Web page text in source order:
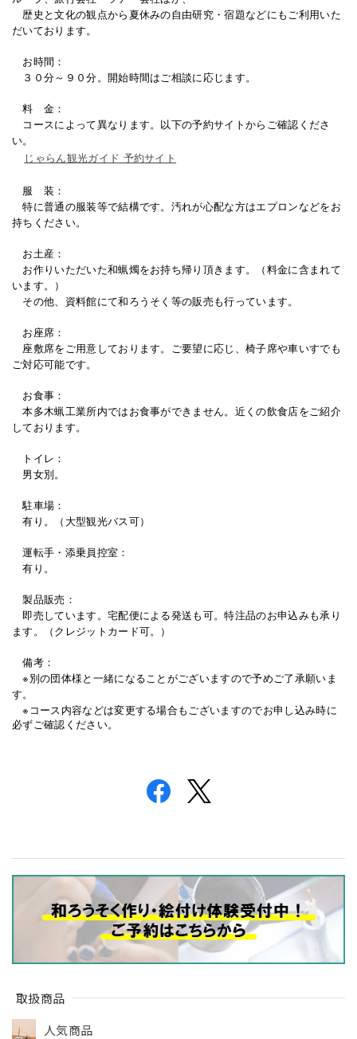
取扱商品
人気商品
歴史と文化の観点から夏休みの自由研究・宿題などにもご利用いた
だいております。
お時間：
３０分～９０分。開始時間はご相談に応じます。
料 金：
コースによって異なります。以下の予約サイトからご確認くださ
い。
じゃらん観光ガイド 予約サイト
服 装：
特に普通の服装等で結構です。汚れが心配な方はエプロンなどをお
持ちください。
お土産：
お作りいただいた和蝋燭をお持ち帰り頂きます。（料金に含まれて
います。）
その他、資料館にて和ろうそく等の販売も行っています。
お座席：
座敷席をご用意しております。ご要望に応じ、椅子席や車いすでも
ご対応可能です。
お食事：
本多木蝋工業所内ではお食事ができません。近くの飲食店をご紹介
しております。
トイレ：
男女別。
駐車場：
有り。（大型観光バス可）
運転手・添乗員控室：
有り。
製品販売：
即売しています。宅配便による発送も可。特注品のお申込みも承り
ます。（クレジットカード可。）
備考：
※別の団体様と一緒になることがございますので予めご了承願いま
す。
※ コース内容などは変更する場合もございますのでお申し込み時に
必ずご確認ください。